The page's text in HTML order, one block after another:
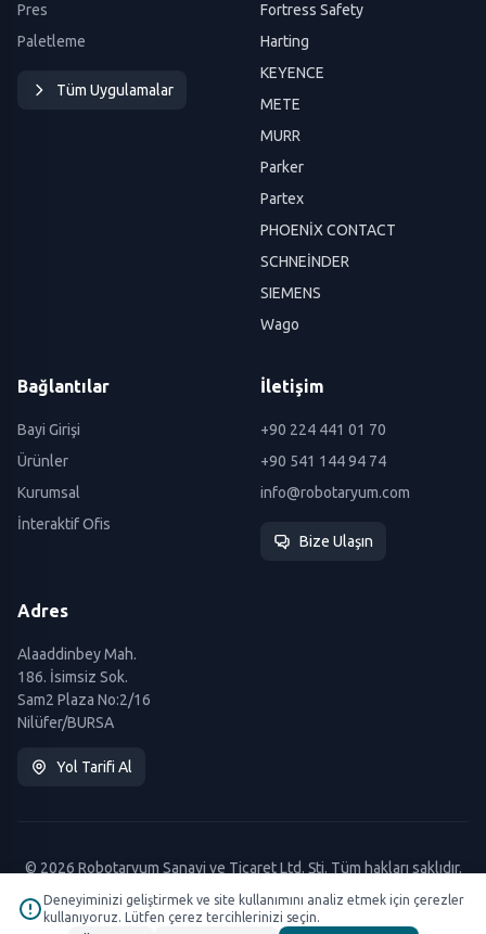
Pres
Paletleme
Tüm Uygulamalar
Fortress Safety
Harting
KEYENCE
METE
MURR
Parker
Partex
PHOENİX CONTACT
SCHNEİNDER
SIEMENS
Wago
Bağlantılar
Bayi Girişi
Ürünler
Kurumsal
İnteraktif Ofis
İletişim
+90 224 441 01 70
+90 541 144 94 74
info@robotaryum.com
Bize Ulaşın
Adres
Alaaddinbey Mah.
186. İsimsiz Sok.
Sam2 Plaza No:2/16
Nilüfer/BURSA
Yol Tarifi Al
© 2026 Robotaryum Sanayi ve Ticaret Ltd. Şti. Tüm hakları saklıdır.
Deneyiminizi geliştirmek ve site kullanımını analiz etmek için çerezler
kullanıyoruz. Lütfen çerez tercihlerinizi seçin.